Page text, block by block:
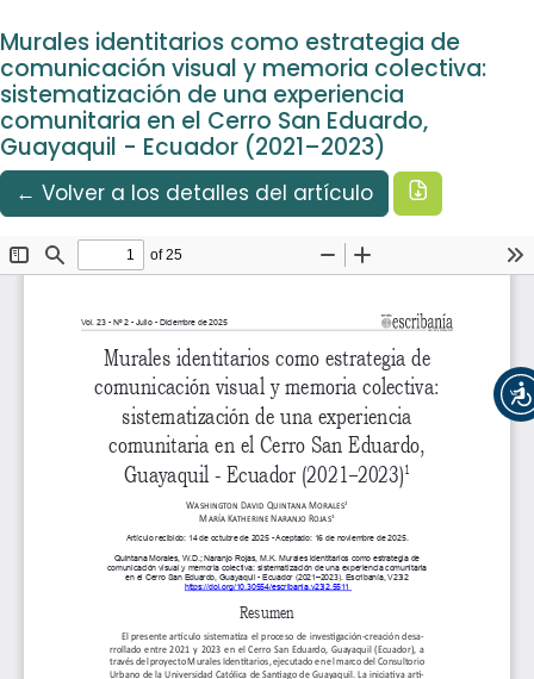
Registrarse Entrar
Murales identitarios como estrategia de
comunicación visual y memoria colectiva:
sistematización de una experiencia
comunitaria en el Cerro San Eduardo,
Guayaquil - Ecuador (2021–2023)
← Volver a los detalles del artículo